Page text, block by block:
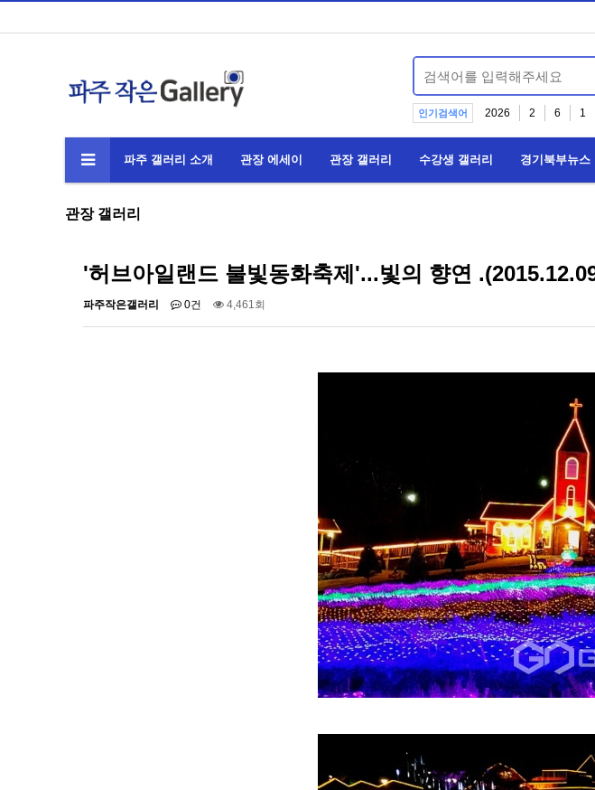
인기검색어 2026 2 6 1
파주 갤러리 소개 관장 에세이 관장 갤러리 수강생 갤러리 경기북부뉴스
관장 갤러리
'허브아일랜드 불빛동화축제'...빛의 향연
파주작은갤러리 0건 4,461회